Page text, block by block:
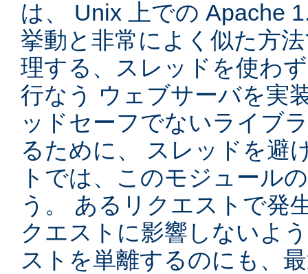
は、 Unix 上での Apache
挙動と非常によく似た方
理する、スレッドを使わ
行なう ウェブサーバを実
ッドセーフでないライブ
るために、 スレッドを避
トでは、このモジュール
う。 あるリクエストで発
クエストに影響しないよ
ストを単離するのにも、